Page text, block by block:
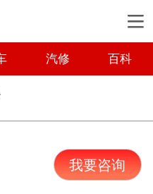
汽修 百科
我要咨询